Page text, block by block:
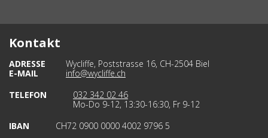
Kontakt
ADRESSE
Wycliffe, Poststrasse 16, CH-2504 Biel
E-MAIL
info@wycliffe.ch
TELEFON
032 342 02 46
Mo-Do 9-12, 13:30-16:30, Fr 9-12
IBAN
CH72 0900 0000 4002 9796 5